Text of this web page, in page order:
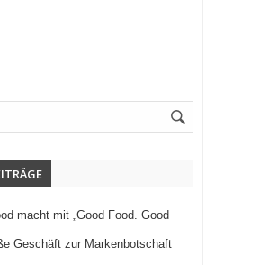
macht mit „Good Food. Good
Geschäft zur Markenbotschaft